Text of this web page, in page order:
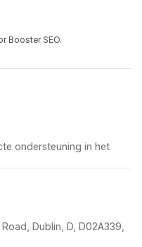
Booster SEO.
ondersteuning in het
Dublin, D, D02A339,